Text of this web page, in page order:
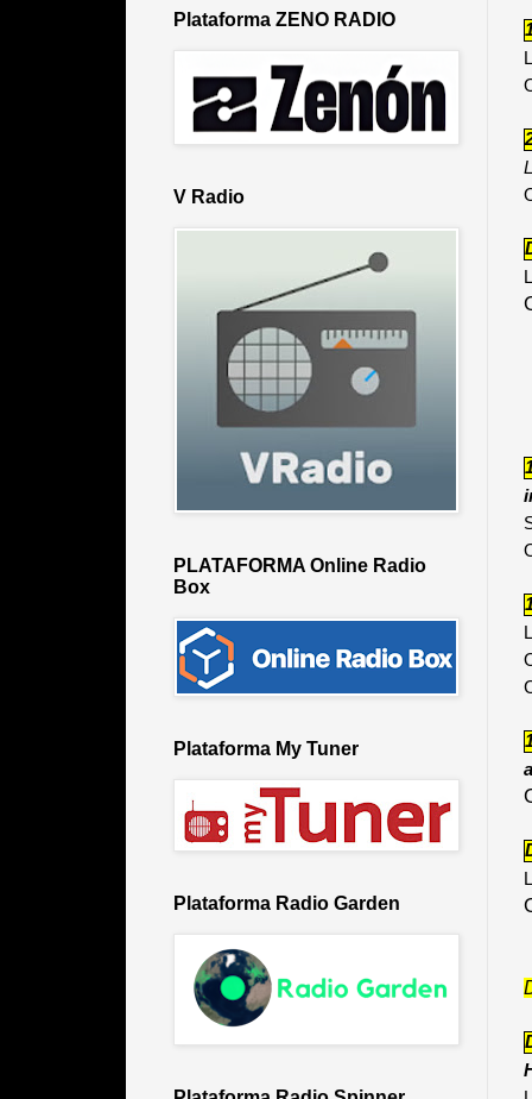
Plataforma ZENO RADIO
V Radio
PLATAFORMA Online Radio
Box
Plataforma My Tuner
Plataforma Radio Garden